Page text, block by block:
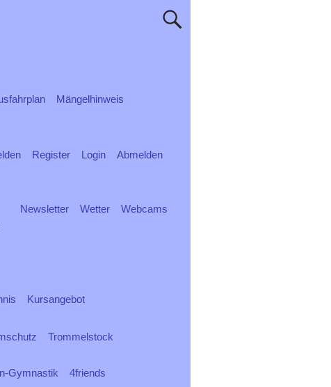
Mängelhinweis
Register Login Abmelden
Newsletter Wetter Webcams
Kursangebot
Trommelstock
Gymnastik
4friends